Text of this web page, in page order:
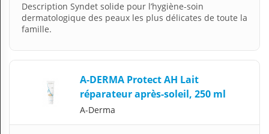
Description Syndet solide pour l’hygiène-soin
dermatologique des peaux les plus délicates de toute la
famille.
A-DERMA Protect AH Lait
réparateur après-soleil, 250 ml
A-Derma